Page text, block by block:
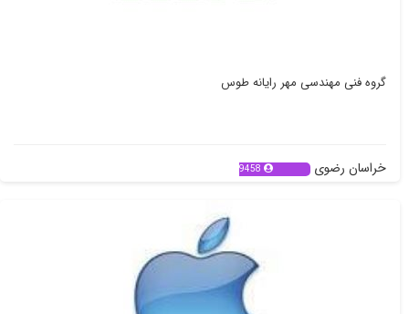
گروه فنی مهندسی مهر رایانه طوس
خراسان رضوی 9458